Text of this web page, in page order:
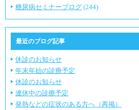
糖尿病セミナーブログ (244)
最近のブログ記事
休診のお知らせ
年末年始の診療予定
休診のお知らせ
連休中の診療予定
発熱などの症状のある方へ（再掲）